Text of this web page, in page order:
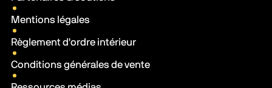
Mentions légales
Règlement d'ordre intérieur
Conditions générales de vente